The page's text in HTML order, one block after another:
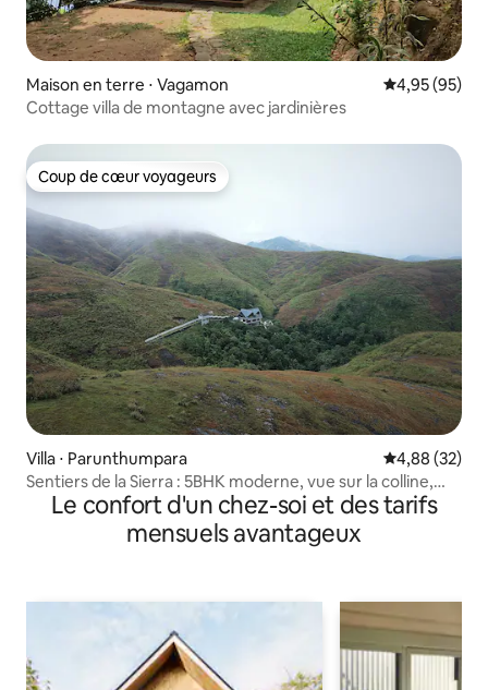
Maison en terre ⋅ Vagamon Évaluation
4,95 (95)
Cottage villa de montagne avec jardinières
Coup de cœur voyageurs
Coup de cœur voyageurs
Villa ⋅ Parunthumpara Évaluation
4,88 (32)
Sentiers de la Sierra : 5BHK moderne, vue sur la colline,
petit déjeuner inclus
Le confort d'un chez-soi et des tarifs
mensuels avantageux